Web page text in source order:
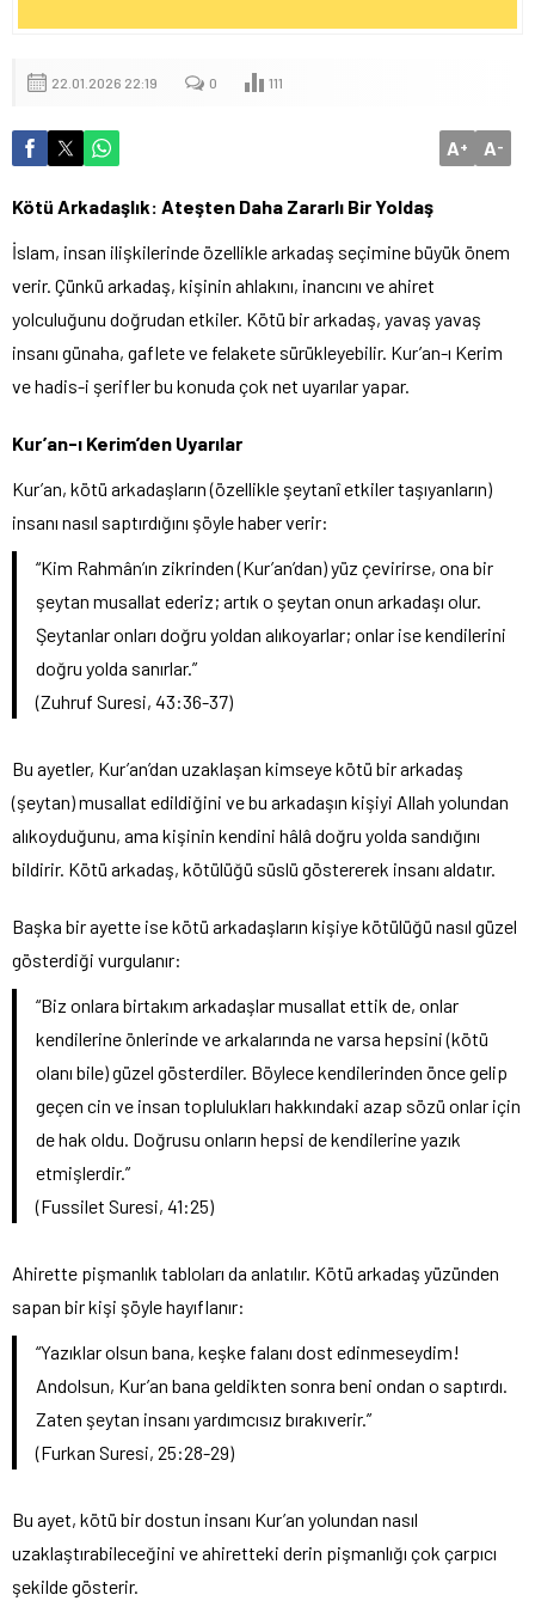
22.01.2026 22:19 0 111
A+ A-
Kötü Arkadaşlık: Ateşten Daha Zararlı Bir Yoldaş
İslam, insan ilişkilerinde özellikle arkadaş seçimine büyük önem
verir. Çünkü arkadaş, kişinin ahlakını, inancını ve ahiret
yolculuğunu doğrudan etkiler. Kötü bir arkadaş, yavaş yavaş
insanı günaha, gaflete ve felakete sürükleyebilir. Kur’an-ı Kerim
ve hadis-i şerifler bu konuda çok net uyarılar yapar.
Kur’an-ı Kerim’den Uyarılar
Kur’an, kötü arkadaşların (özellikle şeytanî etkiler taşıyanların)
insanı nasıl saptırdığını şöyle haber verir:
“Kim Rahmân’ın zikrinden (Kur’an’dan) yüz çevirirse, ona bir
şeytan musallat ederiz; artık o şeytan onun arkadaşı olur.
Şeytanlar onları doğru yoldan alıkoyarlar; onlar ise kendilerini
doğru yolda sanırlar.”
(Zuhruf Suresi, 43:36-37)
Bu ayetler, Kur’an’dan uzaklaşan kimseye kötü bir arkadaş
(şeytan) musallat edildiğini ve bu arkadaşın kişiyi Allah yolundan
alıkoyduğunu, ama kişinin kendini hâlâ doğru yolda sandığını
bildirir. Kötü arkadaş, kötülüğü süslü göstererek insanı aldatır.
Başka bir ayette ise kötü arkadaşların kişiye kötülüğü nasıl güzel
gösterdiği vurgulanır:
“Biz onlara birtakım arkadaşlar musallat ettik de, onlar
kendilerine önlerinde ve arkalarında ne varsa hepsini (kötü
olanı bile) güzel gösterdiler. Böylece kendilerinden önce gelip
geçen cin ve insan toplulukları hakkındaki azap sözü onlar için
de hak oldu. Doğrusu onların hepsi de kendilerine yazık
etmişlerdir.”
(Fussilet Suresi, 41:25)
Ahirette pişmanlık tabloları da anlatılır. Kötü arkadaş yüzünden
sapan bir kişi şöyle hayıflanır:
“Yazıklar olsun bana, keşke falanı dost edinmeseydim!
Andolsun, Kur’an bana geldikten sonra beni ondan o saptırdı.
Zaten şeytan insanı yardımcısız bırakıverir.”
(Furkan Suresi, 25:28-29)
Bu ayet, kötü bir dostun insanı Kur’an yolundan nasıl
uzaklaştırabileceğini ve ahiretteki derin pişmanlığı çok çarpıcı
şekilde gösterir.